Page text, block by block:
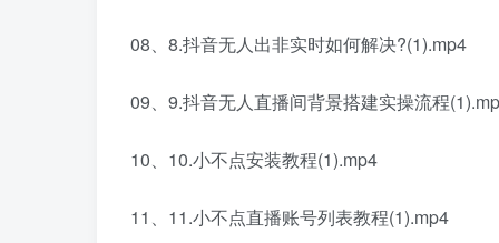
08、8.抖音无人出非实时如何解决?(1).mp4
09、9.抖音无人直播间背景搭建实操流程
10、10.小不点安装教程(1).mp4
11、11.小不点直播账号列表教程(1).mp4